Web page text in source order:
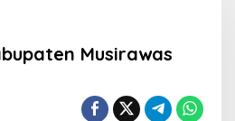
Musirawas